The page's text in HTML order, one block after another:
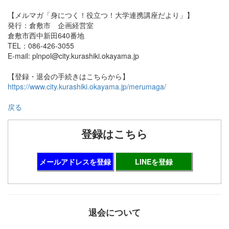
【メルマガ「身につく！役立つ！大学連携講座だより」】
発行：倉敷市 企画経営室
倉敷市西中新田640番地
TEL：086-426-3055
E-mail: plnpol@city.kurashiki.okayama.jp
【登録・退会の手続きはこちらから】
https://www.city.kurashiki.okayama.jp/merumaga/
戻る
登録はこちら
メールアドレスを登録 LINEを登録
退会について